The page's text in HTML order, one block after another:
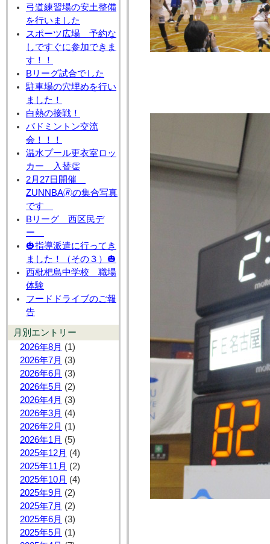
弓道練習場の安土整備
を行いました
スポーツ広場 予約な
しですぐに参加できま
す！！
Bリーグ試合でした
駐車場の穴埋めを行い
ました！
白熱の接戦！
バドミントン交流
会！！！
温水プール更衣室ロッ
カー 入替👏
2月27日開催
ZUNNBA🄬の集合写真
です
Bリーグ 西区民デ
ー
🎃指導派遣に行ってき
ました！（その３）🎃
西枇杷島中学校 職場
体験
フードドライブのご報
告
月別エントリー
2026年8月 (1)
2026年7月 (3)
2026年6月 (3)
2026年5月 (2)
2026年4月 (3)
2026年3月 (4)
2026年2月 (1)
2026年1月 (5)
2025年12月 (4)
2025年11月 (2)
2025年10月 (4)
2025年9月 (2)
2025年7月 (2)
2025年6月 (3)
2025年5月 (1)